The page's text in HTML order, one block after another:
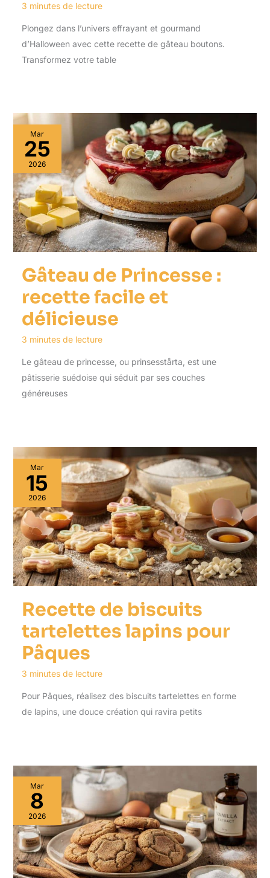
3 minutes de lecture
Plongez dans l’univers effrayant et gourmand
d’Halloween avec cette recette de gâteau boutons.
Transformez votre table
Mar
25
2026
Gâteau de Princesse :
recette facile et
délicieuse
3 minutes de lecture
Le gâteau de princesse, ou prinsesstårta, est une
pâtisserie suédoise qui séduit par ses couches
généreuses
Mar
15
2026
Recette de biscuits
tartelettes lapins pour
Pâques
3 minutes de lecture
Pour Pâques, réalisez des biscuits tartelettes en forme
de lapins, une douce création qui ravira petits
Mar
8
2026